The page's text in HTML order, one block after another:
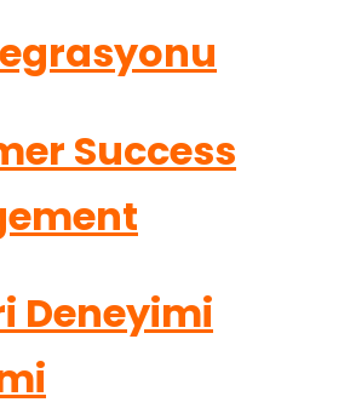
Success
Deneyimi